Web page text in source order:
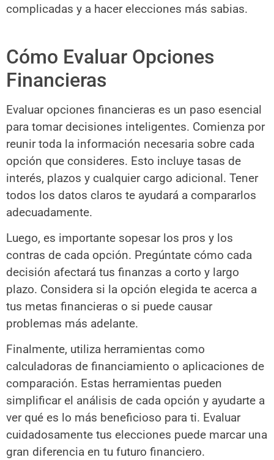
complicadas y a hacer elecciones más sabias.
Cómo Evaluar Opciones
Financieras
Evaluar opciones financieras es un paso esencial
para tomar decisiones inteligentes. Comienza por
reunir toda la información necesaria sobre cada
opción que consideres. Esto incluye tasas de
interés, plazos y cualquier cargo adicional. Tener
todos los datos claros te ayudará a compararlos
adecuadamente.
Luego, es importante sopesar los pros y los
contras de cada opción. Pregúntate cómo cada
decisión afectará tus finanzas a corto y largo
plazo. Considera si la opción elegida te acerca a
tus metas financieras o si puede causar
problemas más adelante.
Finalmente, utiliza herramientas como
calculadoras de financiamiento o aplicaciones de
comparación. Estas herramientas pueden
simplificar el análisis de cada opción y ayudarte a
ver qué es lo más beneficioso para ti. Evaluar
cuidadosamente tus elecciones puede marcar una
gran diferencia en tu futuro financiero.